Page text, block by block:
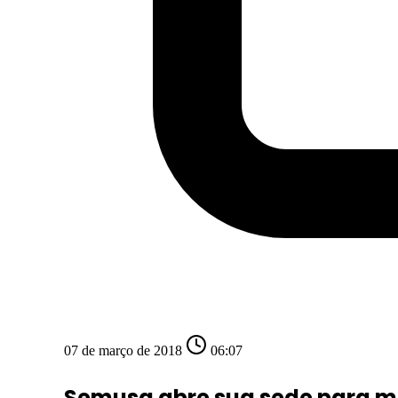
07 de março de 2018 06:07